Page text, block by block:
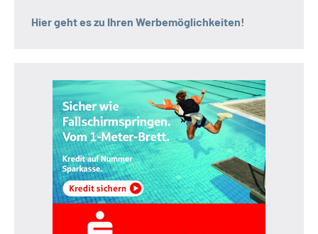
Hier geht es zu Ihren Werbemöglichkeiten!